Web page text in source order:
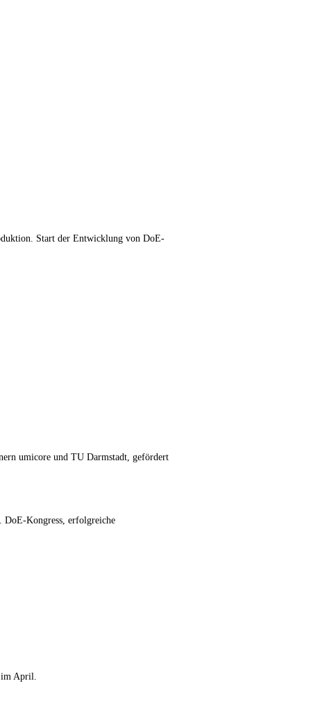
Start der Entwicklung von DoE-
umicore und TU Darmstadt, gefördert
DoE-Kongress, erfolgreiche
April.